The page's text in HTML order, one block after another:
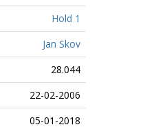
Hold 1
Jan Skov
28.044
22-02-2006
05-01-2018